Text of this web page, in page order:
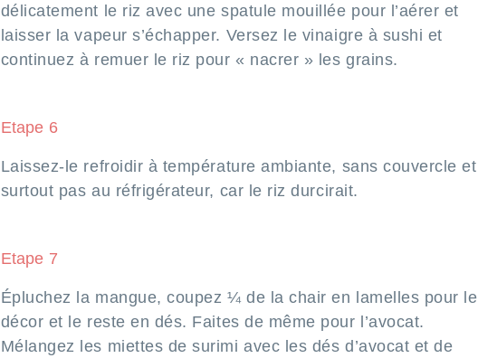
délicatement le riz avec une spatule mouillée pour l’aérer et
laisser la vapeur s’échapper. Versez le vinaigre à sushi et
continuez à remuer le riz pour « nacrer » les grains.
Etape 6
Laissez-le refroidir à température ambiante, sans couvercle et
surtout pas au réfrigérateur, car le riz durcirait.
Etape 7
Épluchez la mangue, coupez ¼ de la chair en lamelles pour le
décor et le reste en dés. Faites de même pour l’avocat.
Mélangez les miettes de surimi avec les dés d’avocat et de